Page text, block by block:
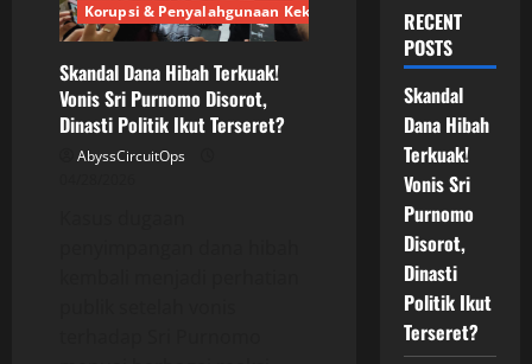
Korupsi & Penyalahgunaan Kekuasaan
Skandal Dana Hibah Terkuak!
Vonis Sri Purnomo Disorot,
Dinasti Politik Ikut Terseret?
AbyssCircuitOps
RECENT
POSTS
Skandal
Dana Hibah
Terkuak!
Vonis Sri
Purnomo
Disorot,
Dinasti
Politik Ikut
Terseret?